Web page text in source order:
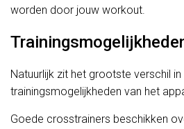
worden door jouw workout.
Natuurlijk zit het grootste verschil
trainingsmogelijkheden van het
Goede crosstrainers beschikken